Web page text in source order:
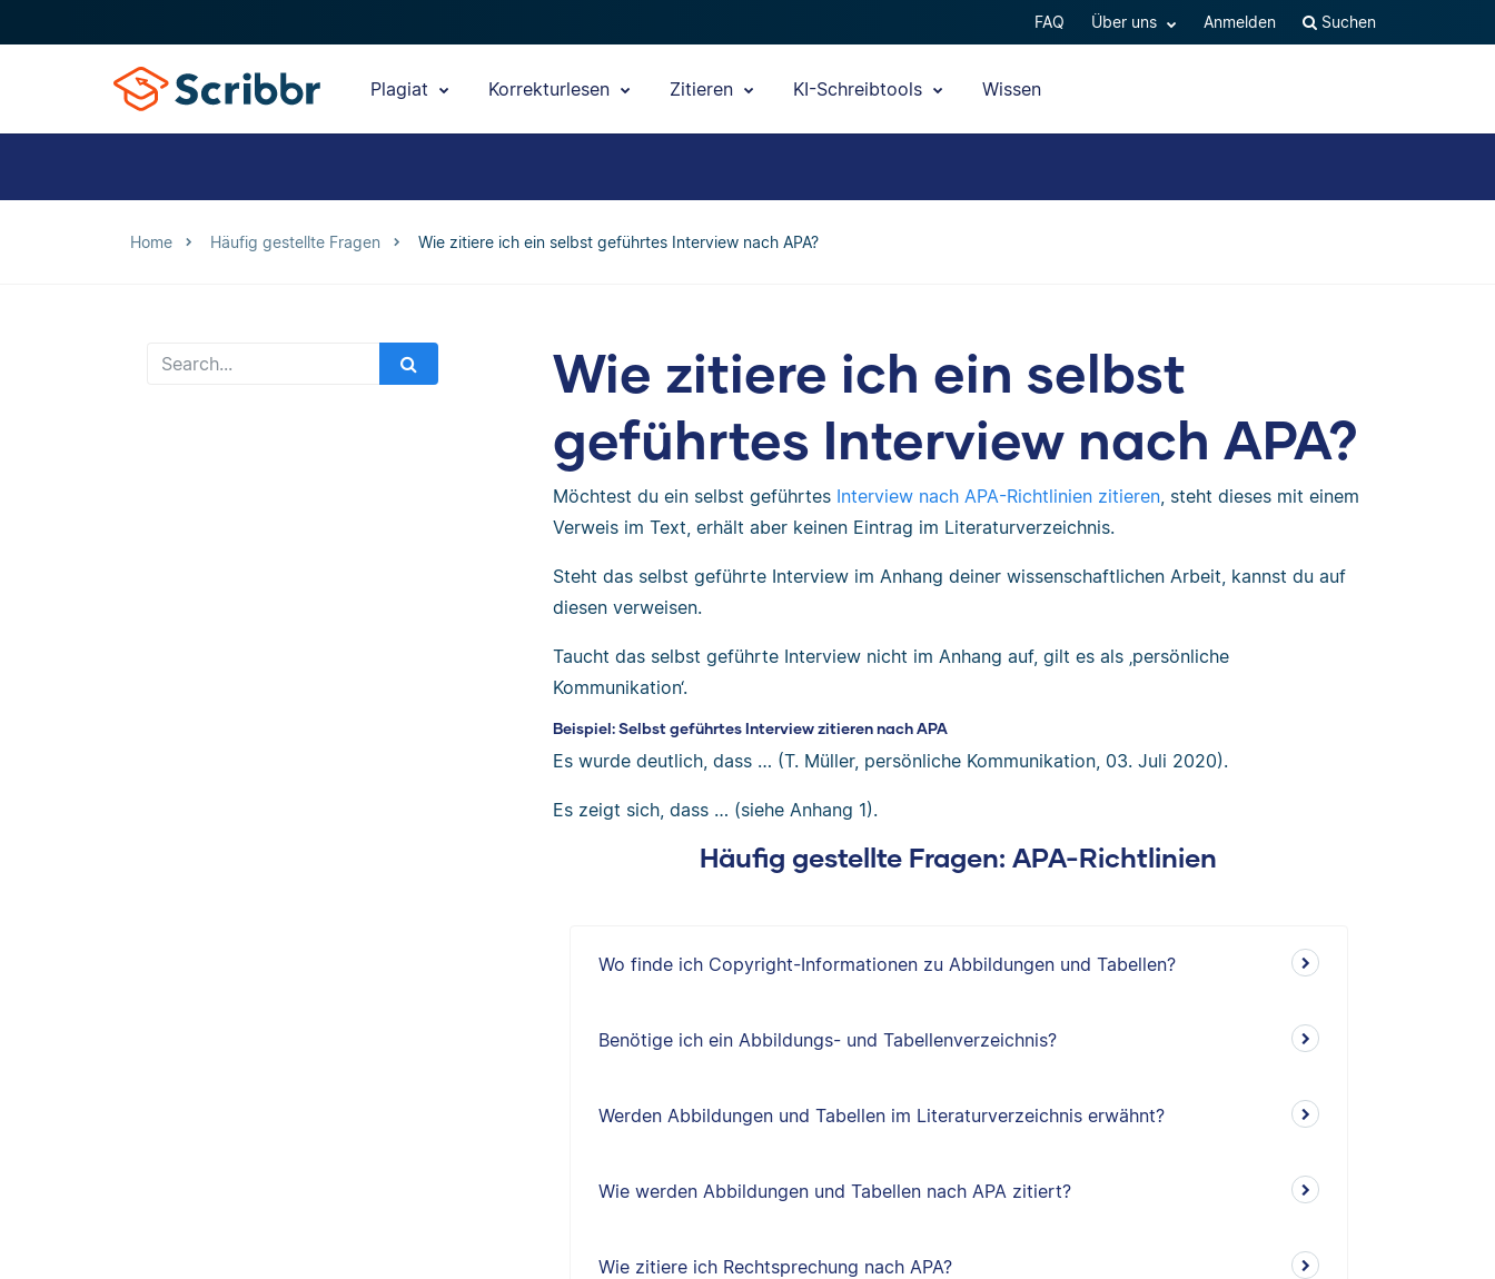
FAQ Über uns Anmelden Suchen
Plagiat Korrekturlesen Zitieren KI-Schreibtools Wissen
Home Häufig gestellte Fragen Wie zitiere ich ein selbst geführtes Interview nach APA?
Wie zitiere ich ein selbst
geführtes Interview nach APA?
Möchtest du ein selbst geführtes Interview nach APA-Richtlinien zitieren, steht dieses mit einem
Verweis im Text, erhält aber keinen Eintrag im Literaturverzeichnis.
Steht das selbst geführte Interview im Anhang deiner wissenschaftlichen Arbeit, kannst du auf
diesen verweisen.
Taucht das selbst geführte Interview nicht im Anhang auf, gilt es als ‚persönliche
Kommunikation‘.
Beispiel: Selbst geführtes Interview zitieren nach APA
Es wurde deutlich, dass … (T. Müller, persönliche Kommunikation, 03. Juli 2020).
Es zeigt sich, dass … (siehe Anhang 1).
Häufig gestellte Fragen: APA-Richtlinien
Wo finde ich Copyright-Informationen zu Abbildungen und Tabellen?
Benötige ich ein Abbildungs- und Tabellenverzeichnis?
Werden Abbildungen und Tabellen im Literaturverzeichnis erwähnt?
Wie werden Abbildungen und Tabellen nach APA zitiert?
Wie zitiere ich Rechtsprechung nach APA?